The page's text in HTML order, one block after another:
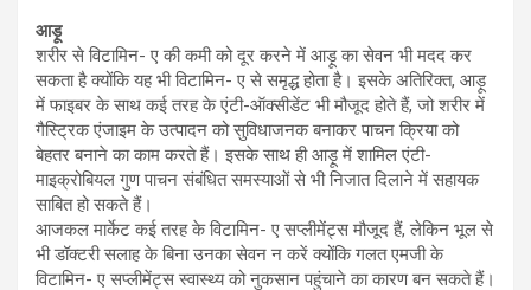
आड़ू
शरीर से विटामिन- ए की कमी को दूर करने में आड़ू का सेवन भी मदद कर
सकता है क्योंकि यह भी विटामिन- ए से समृद्ध होता है। इसके अतिरिक्त, आड़ू
में फाइबर के साथ कई तरह के एंटी-ऑक्सीडेंट भी मौजूद होते हैं, जो शरीर में
गैस्ट्रिक एंजाइम के उत्पादन को सुविधाजनक बनाकर पाचन क्रिया को
बेहतर बनाने का काम करते हैं। इसके साथ ही आड़ू में शामिल एंटी-
माइक्रोबियल गुण पाचन संबंधित समस्याओं से भी निजात दिलाने में सहायक
साबित हो सकते हैं।
आजकल मार्केट कई तरह के विटामिन- ए सप्लीमेंट्स मौजूद हैं, लेकिन भूल से
भी डॉक्टरी सलाह के बिना उनका सेवन न करें क्योंकि गलत एमजी के
विटामिन- ए सप्लीमेंट्स स्वास्थ्य को नुकसान पहुंचाने का कारण बन सकते हैं।